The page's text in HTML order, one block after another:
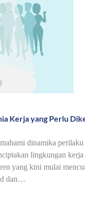
Kerja yang Perlu
dinamika perilaku
lingkungan kerja
yang kini mulai
dan…